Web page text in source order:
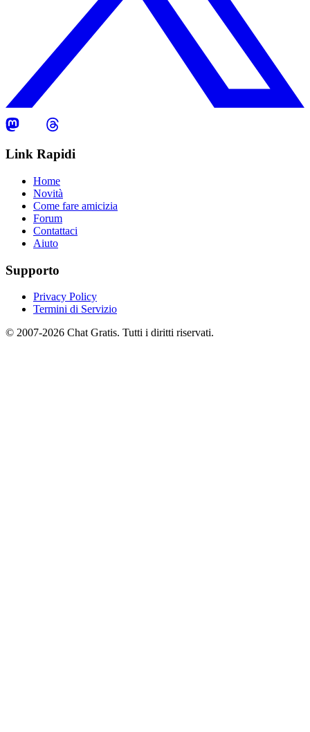
Link Rapidi
Home
Novità
Come fare amicizia
Forum
Contattaci
Aiuto
Supporto
Privacy Policy
Termini di Servizio
© 2007-2026 Chat Gratis. Tutti i diritti riservati.